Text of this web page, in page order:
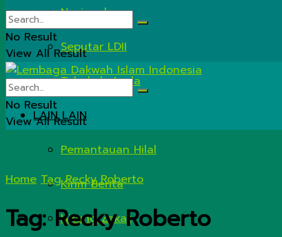
Nasional
Seputar LDII
Tahukah Anda
LAIN LAIN
Pemantauan Hilal
Kirim Berita
Hitung Zakat
No Result
View All Result
No Result
View All Result
Home Tag Recky Roberto
Tag:Recky Roberto